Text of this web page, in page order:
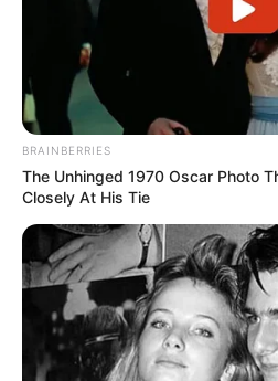
BRAINBERRIES
The Unhinged 1970 Oscar Photo
Closely At His Tie